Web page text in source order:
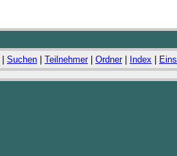
Suchen Teilnehmer| Ordner| Index